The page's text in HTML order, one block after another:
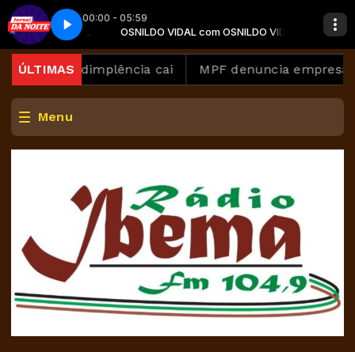
00:00 - 05:59
VIDAL OSNILDO VIDAL com OSNILDO VIDAL
Jornal da Noite - Parte 2
ÚLTIMAS
inadimplência cai MPF denuncia empresas
Menu